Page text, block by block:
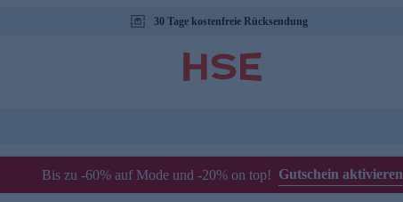
30 Tage kostenfreie Rücksendung
Bis zu -60% auf Mode und -20% on top! Gutschein aktivieren